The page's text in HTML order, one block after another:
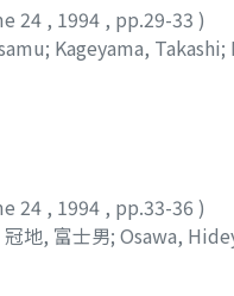
24 , 1994 , pp.29-33 )
; Kageyama, Takashi;
24 , 1994 , pp.33-36 )
冠地, 富士男; Osawa,